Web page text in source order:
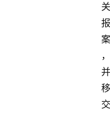
关
报
案
，
并
移
交